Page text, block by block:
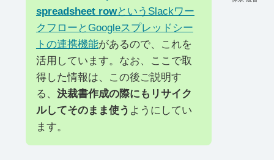
spreadsheet rowというSlackワー
クフローとGoogleスプレッドシー
トの連携機能があるので、これを
活用しています。なお、ここで取
得した情報は、この後ご説明す
る、 決裁書作成の際にもリサイク
ルしてそのまま使う ようにしてい
ます。